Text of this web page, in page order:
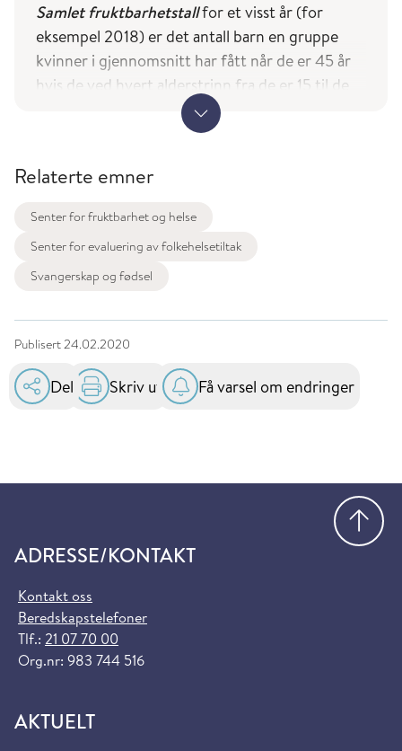
Samlet fruktbarhetstallfor et visst år (for
eksempel 2018) er det antall barn en gruppe
kvinner i gjennomsnitt har fått når de er 45 år
hvis de ved hvert alderstrinn fra de er 15 til de
er 45 får så mange barn som kvinner fikk på
disse alderstrinnene det året (dvs. 2018).
Kohortfruktbarheten
kvinner har fått. Den måles gjerne ved 45-
årsalderen.
Relaterte emner
Senter for fruktbarhet og helse
Senter for evaluering av folkehelsetiltak
Svangerskap og fødsel
Publisert24.02.2020
Del Skriv ut Få varsel om endringer
ADRESSE/KONTAKT
Kontakt oss
Beredskapstelefoner
Tlf.: 21 07 70 00
Org.nr: 983 744 516
AKTUELT